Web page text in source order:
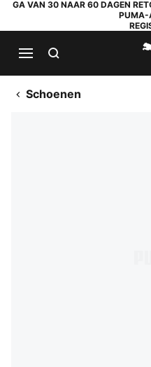
GA VAN 30 NAAR 60 DAGEN
PUMA-
Schoenen